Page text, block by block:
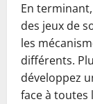
En
des jeux de
les
différents.
développez
face à toutes